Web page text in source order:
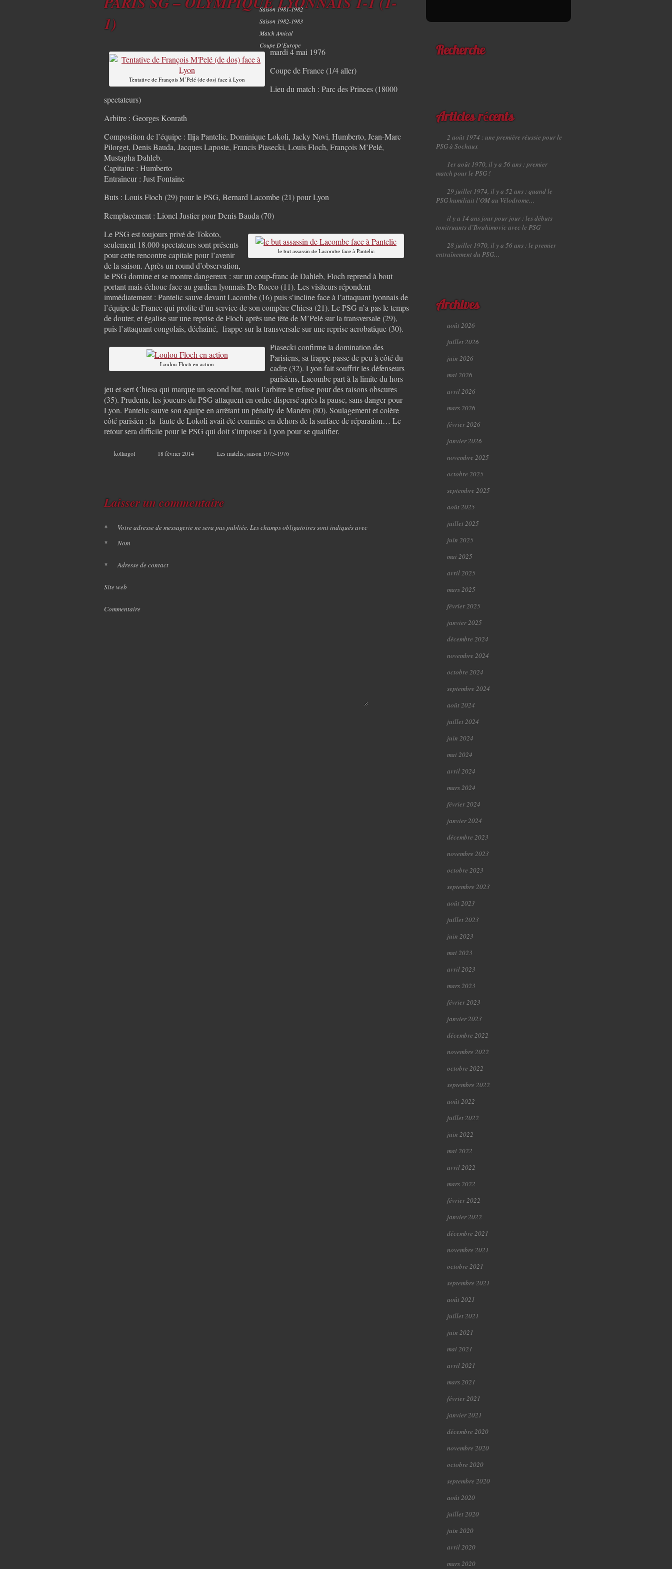
Saison 1981-1982
Saison 1982-1983
Match Amical
Coupe D’Europe
1)
Tentative de François M’Pelé (de dos) face à Lyon
mardi 4 mai 1976
Coupe de France (1/4 aller)
Lieu du match : Parc des Princes (18000
spectateurs)
Arbitre : Georges Konrath
Composition de l’équipe : Ilija Pantelic, Dominique Lokoli, Jacky Novi, Humberto, Jean-Marc
Pilorget, Denis Bauda, Jacques Laposte, Francis Piasecki, Louis Floch, François M’Pelé,
Mustapha Dahleb.
Capitaine : Humberto
Entraîneur : Just Fontaine
Buts : Louis Floch (29) pour le PSG, Bernard Lacombe (21) pour Lyon
Remplacement : Lionel Justier pour Denis Bauda (70)
le but assassin de Lacombe face à Pantelic
Le PSG est toujours privé de Tokoto,
seulement 18.000 spectateurs sont présents
pour cette rencontre capitale pour l’avenir
de la saison. Après un round d’observation,
le PSG domine et se montre dangereux : sur un coup-franc de Dahleb, Floch reprend à bout
portant mais échoue face au gardien lyonnais De Rocco (11). Les visiteurs répondent
immédiatement : Pantelic sauve devant Lacombe (16) puis s’incline face à l’attaquant lyonnais de
l’équipe de France qui profite d’un service de son compère Chiesa (21). Le PSG n’a pas le temps
de douter, et égalise sur une reprise de Floch après une tête de M’Pelé sur la transversale (29),
puis l’attaquant congolais, déchainé, frappe sur la transversale sur une reprise acrobatique (30).
Loulou Floch en action
Piasecki confirme la domination des
Parisiens, sa frappe passe de peu à côté du
cadre (32). Lyon fait souffrir les défenseurs
parisiens, Lacombe part à la limite du hors-
jeu et sert Chiesa qui marque un second but, mais l’arbitre le refuse pour des raisons obscures
(35). Prudents, les joueurs du PSG attaquent en ordre dispersé après la pause, sans danger pour
Lyon. Pantelic sauve son équipe en arrêtant un pénalty de Manéro (80). Soulagement et colère
côté parisien : la faute de Lokoli avait été commise en dehors de la surface de réparation… Le
retour sera difficile pour le PSG qui doit s’imposer à Lyon pour se qualifier.
kollargol 18 février 2014 Les matchs saison 1975-1976
Laisser un commentaire
Votre adresse de messagerie ne sera pas publiée. Les champs obligatoires sont indiqués avec
*
Nom
*
Adresse de contact
*
Site web
Commentaire
Recherche
Articles récents
2 août 1974 : une première réussie pour le
PSG à Sochaux
1er août 1970, il y a 56 ans : premier
match pour le PSG !
29 juillet 1974, il y a 52 ans : quand le
PSG humiliait l’OM au Vélodrome…
il y a 14 ans jour pour jour : les débuts
tonitruants d’Ibrahimovic avec le PSG
28 juillet 1970, il y a 56 ans : le premier
entraînement du PSG…
Archives
août 2026
juillet 2026
juin 2026
mai 2026
avril 2026
mars 2026
février 2026
janvier 2026
novembre 2025
octobre 2025
septembre 2025
août 2025
juillet 2025
juin 2025
mai 2025
avril 2025
mars 2025
février 2025
janvier 2025
décembre 2024
novembre 2024
octobre 2024
septembre 2024
août 2024
juillet 2024
juin 2024
mai 2024
avril 2024
mars 2024
février 2024
janvier 2024
décembre 2023
novembre 2023
octobre 2023
septembre 2023
août 2023
juillet 2023
juin 2023
mai 2023
avril 2023
mars 2023
février 2023
janvier 2023
décembre 2022
novembre 2022
octobre 2022
septembre 2022
août 2022
juillet 2022
juin 2022
mai 2022
avril 2022
mars 2022
février 2022
janvier 2022
décembre 2021
novembre 2021
octobre 2021
septembre 2021
août 2021
juillet 2021
juin 2021
mai 2021
avril 2021
mars 2021
février 2021
janvier 2021
décembre 2020
novembre 2020
octobre 2020
septembre 2020
août 2020
juillet 2020
juin 2020
avril 2020
mars 2020